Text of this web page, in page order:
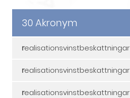
30 Akronym
realisationsvinstbeskattningar
realisationsvinstbeskattningar
realisationsvinstbeskattningar